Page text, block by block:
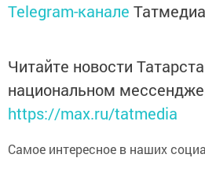
Telegram-канале Татмедиа
Читайте новости
национальном
https://max.ru/tatmedia
Самое интересное в наших